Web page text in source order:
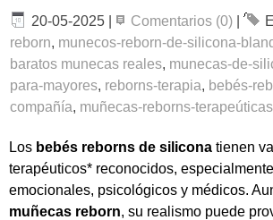
20-05-2025 Comentarios (0)
reborn, munecos-reborn-de-silicona-
baratos munecas reales, munecas-de-
para-mayores, reborns-terapia, bebés-
compañía, muñecas-reborns-terapeúticas
Los bebés reborns de silicona tienen
terapéuticos* reconocidos,
emocionales, psicológicos y médicos.
muñecas reborn, su realismo puede